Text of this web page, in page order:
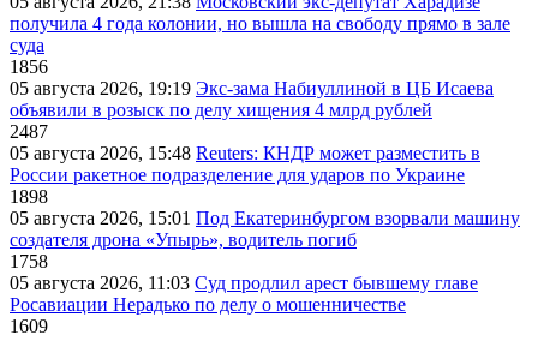
получила 4 года колонии, но вышла на свободу прямо в зале
суда
1856
05 августа 2026, 19:19 Экс-зама Набиуллиной в ЦБ Исаева
объявили в розыск по делу хищения 4 млрд рублей
2487
05 августа 2026, 15:48 Reuters: КНДР может разместить в
России ракетное подразделение для ударов по Украине
1898
05 августа 2026, 15:01 Под Екатеринбургом взорвали машину
создателя дрона «Упырь», водитель погиб
1758
05 августа 2026, 11:03 Суд продлил арест бывшему главе
Росавиации Нерадько по делу о мошенничестве
1609